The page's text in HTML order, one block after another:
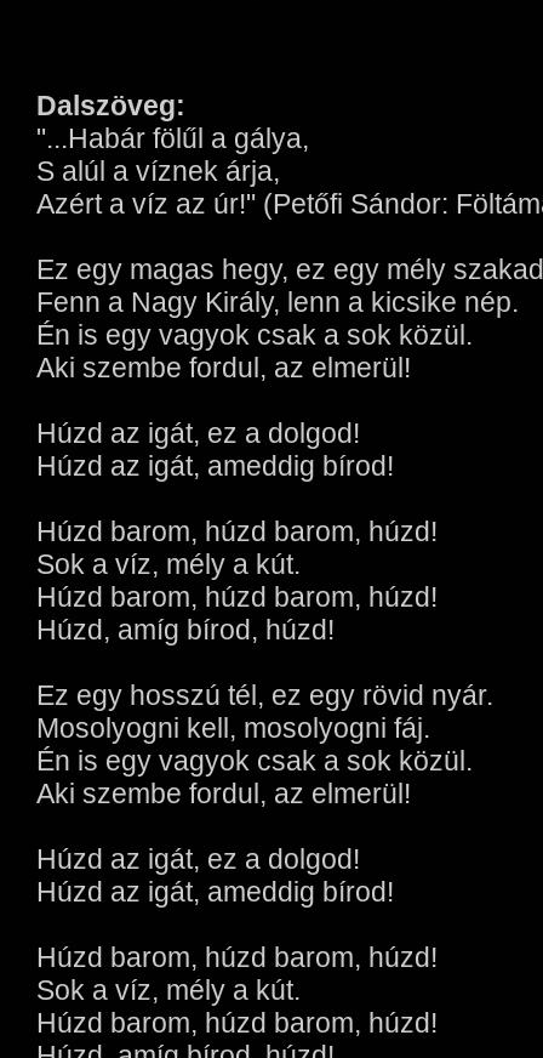
Dalszöveg:
"...Habár fölűl a gálya,
S alúl a víznek árja,
Azért a víz az úr!" (Petőfi Sándor:
Ez egy magas hegy, ez egy mély
Fenn a Nagy Király, lenn a kicsike nép.
Én is egy vagyok csak a sok közül.
Aki szembe fordul, az elmerül!
Húzd az igát, ez a dolgod!
Húzd az igát, ameddig bírod!
Húzd barom, húzd barom, húzd!
Sok a víz, mély a kút.
Húzd barom, húzd barom, húzd!
Húzd, amíg bírod, húzd!
Ez egy hosszú tél, ez egy rövid nyár.
Mosolyogni kell, mosolyogni fáj.
Én is egy vagyok csak a sok közül.
Aki szembe fordul, az elmerül!
Húzd az igát, ez a dolgod!
Húzd az igát, ameddig bírod!
Húzd barom, húzd barom, húzd!
Sok a víz, mély a kút.
Húzd barom, húzd barom, húzd!